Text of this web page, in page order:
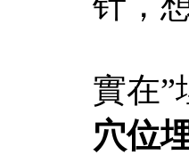
實在”
穴位